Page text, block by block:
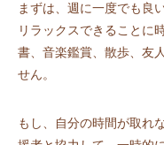
まずは、週に一度でも良
リラックスできることに
書、音楽鑑賞、散歩、友
せん。
もし、自分の時間が取れ